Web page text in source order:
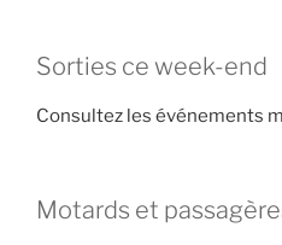
Sorties ce week-end
Consultez les événements
Motards et